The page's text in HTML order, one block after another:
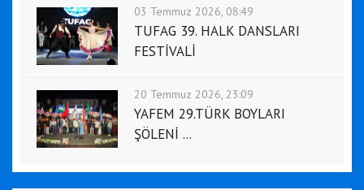
03 Temmuz 2026, 08:49
TUFAG 39. HALK DANSLARI
FESTİVALİ
20 Temmuz 2026, 23:09
YAFEM 29.TÜRK BOYLARI
ŞÖLENİ ...